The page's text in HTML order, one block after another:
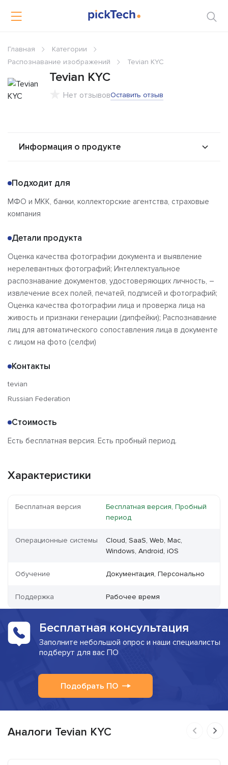
Главная
Категории
Распознавание изображений
Tevian KYC
Tevian KYC
Нет отзывовОставить отзыв
Информация о продукте
Стоимость
Сравнения
Отзывы
Подходит для
МФО и МКК, банки, коллекторские агентства, страховые
компания
Детали продукта
Оценка качества фотографии документа и выявление
нерелевантных фотографий; Интеллектуальное
распознавание документов, удостоверяющих личность, –
извлечение всех полей, печатей, подписей и фотографий;
Оценка качества фотографии лица и проверка лица на
живость и признаки генерации (дипфейки); Распознавание
лиц для автоматического сопоставления лица в документе
с лицом на фото (селфи)
Контакты
tevian
Russian Federation
Стоимость
Есть бесплатная версия. Есть пробный период.
Характеристики
Бесплатная версия
Бесплатная версия, Пробный
период
Операционные системы
Cloud, SaaS, Web, Mac,
Windows, Android, iOS
Обучение Документация, Персонально
Поддержка Рабочее время
Бесплатная консультация
Заполните небольшой опрос и наши специалисты
подберут для вас ПО
Подобрать ПО
Аналоги Tevian KYC